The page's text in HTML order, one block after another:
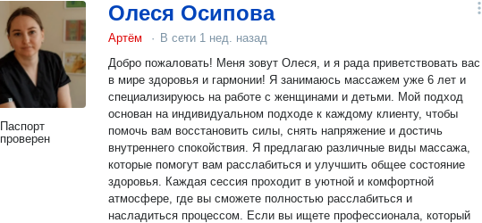
Паспорт
проверен
Олеся Осипова
Артём · В сети 1 нед. назад
Добро пожаловать! Меня зовут Олеся, и я рада приветствовать вас
в мире здоровья и гармонии! Я занимаюсь массажем уже 6 лет и
специализируюсь на работе с женщинами и детьми. Мой подход
основан на индивидуальном подходе к каждому клиенту, чтобы
помочь вам восстановить силы, снять напряжение и достичь
внутреннего спокойствия. Я предлагаю различные виды массажа,
которые помогут вам расслабиться и улучшить общее состояние
здоровья. Каждая сессия проходит в уютной и комфортной
атмосфере, где вы сможете полностью расслабиться и
насладиться процессом. Если вы ищете профессионала, который